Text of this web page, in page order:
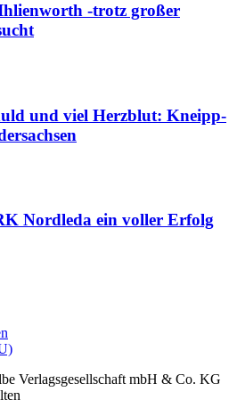
-trotz großer
und viel Herzblut: Kneipp-
Nordleda ein voller Erfolg
Verlagsgesellschaft mbH & Co. KG